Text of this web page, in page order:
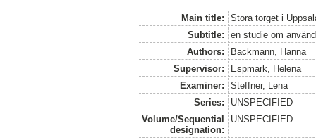
Main title:
Stora torget i
Subtitle:
en studie om
Authors:
Backmann, Hanna
Supervisor:
Espmark, Helena
Examiner:
Steffner, Lena
Series:
UNSPECIFIED
Volume/Sequential
designation:
UNSPECIFIED